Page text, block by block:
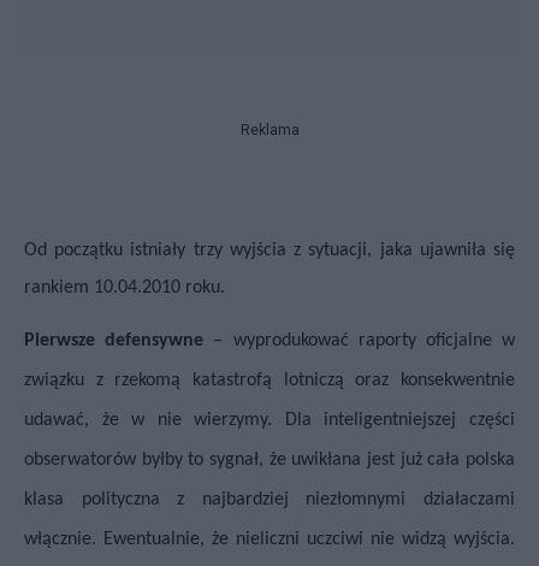
Reklama
Od początku istniały trzy wyjścia z sytuacji, jaka ujawniła się
rankiem 10.04.2010 roku.
Pierwsze defensywne – wyprodukować raporty oficjalne w
związku z rzekomą katastrofą lotniczą oraz konsekwentnie
udawać, że w nie wierzymy. Dla inteligentniejszej części
obserwatorów byłby to sygnał, że uwikłana jest już cała polska
klasa polityczna z najbardziej niezłomnymi działaczami
włącznie. Ewentualnie, że nieliczni uczciwi nie widzą wyjścia.